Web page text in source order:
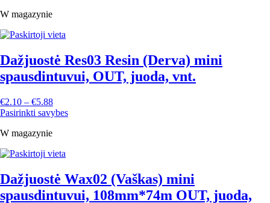
W magazynie
Dažjuostė Res03 Resin (Derva) mini
spausdintuvui, OUT, juoda, vnt.
€2.10 – €5.88
Pasirinkti savybes
W magazynie
Dažjuostė Wax02 (Vaškas) mini
spausdintuvui, 108mm*74m OUT, juoda,